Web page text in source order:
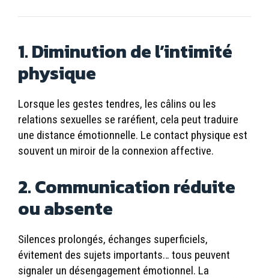
1. Diminution de l’intimité
physique
Lorsque les gestes tendres, les câlins ou les
relations sexuelles se raréfient, cela peut traduire
une distance émotionnelle. Le contact physique est
souvent un miroir de la connexion affective.
2. Communication réduite
ou absente
Silences prolongés, échanges superficiels,
évitement des sujets importants… tous peuvent
signaler un désengagement émotionnel. La